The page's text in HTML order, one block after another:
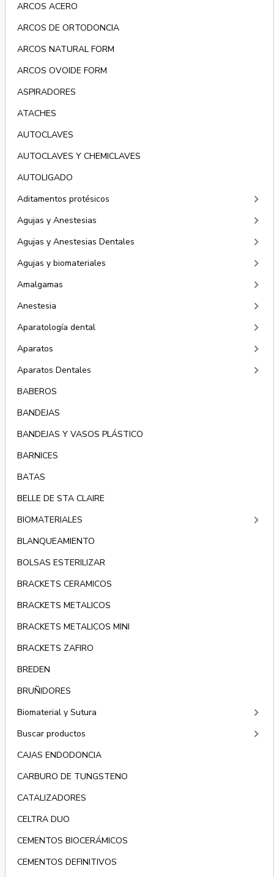
ARCOS ACERO
ARCOS DE ORTODONCIA
ARCOS NATURAL FORM
ARCOS OVOIDE FORM
ASPIRADORES
ATACHES
AUTOCLAVES
AUTOCLAVES Y CHEMICLAVES
AUTOLIGADO
Aditamentos protésicos
keyboard_arrow_right
Agujas y Anestesias keyboard_arrow_right
Agujas y Anestesias Dentales keyboard_arrow_right
Agujas y biomateriales keyboard_arrow_right
Amalgamas keyboard_arrow_right
Anestesia keyboard_arrow_right
Aparatología dental keyboard_arrow_right
Aparatos keyboard_arrow_right
Aparatos Dentales keyboard_arrow_right
BABEROS
BANDEJAS
BANDEJAS Y VASOS PLÁSTICO
BARNICES
BATAS
BELLE DE STA CLAIRE
BIOMATERIALES
keyboard_arrow_right
BLANQUEAMIENTO
BOLSAS ESTERILIZAR
BRACKETS CERAMICOS
BRACKETS METALICOS
BRACKETS METALICOS MINI
BRACKETS ZAFIRO
BREDEN
BRUÑIDORES
Biomaterial y Sutura
keyboard_arrow_right
Buscar productos keyboard_arrow_right
CAJAS ENDODONCIA
CARBURO DE TUNGSTENO
CATALIZADORES
CELTRA DUO
CEMENTOS BIOCERÁMICOS
CEMENTOS DEFINITIVOS